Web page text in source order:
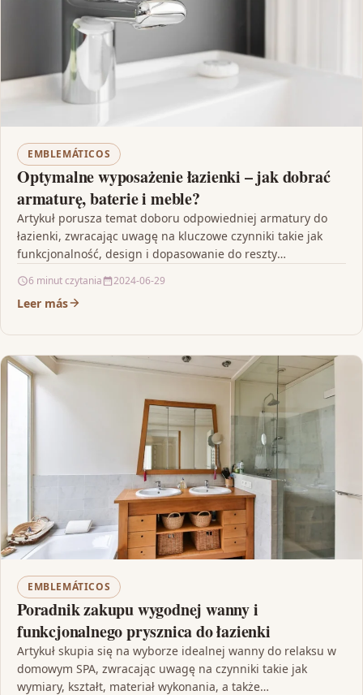
EMBLEMÁTICOS
Optymalne wyposażenie łazienki – jak dobrać
armaturę, baterie i meble?
Artykuł porusza temat doboru odpowiedniej armatury do
łazienki, zwracając uwagę na kluczowe czynniki takie jak
funkcjonalność, design i dopasowanie do reszty
6 minut czytania 2024-06-29
Leer más
EMBLEMÁTICOS
Poradnik zakupu wygodnej wanny i
funkcjonalnego prysznica do łazienki
Artykuł skupia się na wyborze idealnej wanny do relaksu w
domowym SPA, zwracając uwagę na czynniki takie jak
wymiary, kształt, materiał wykonania, a także…